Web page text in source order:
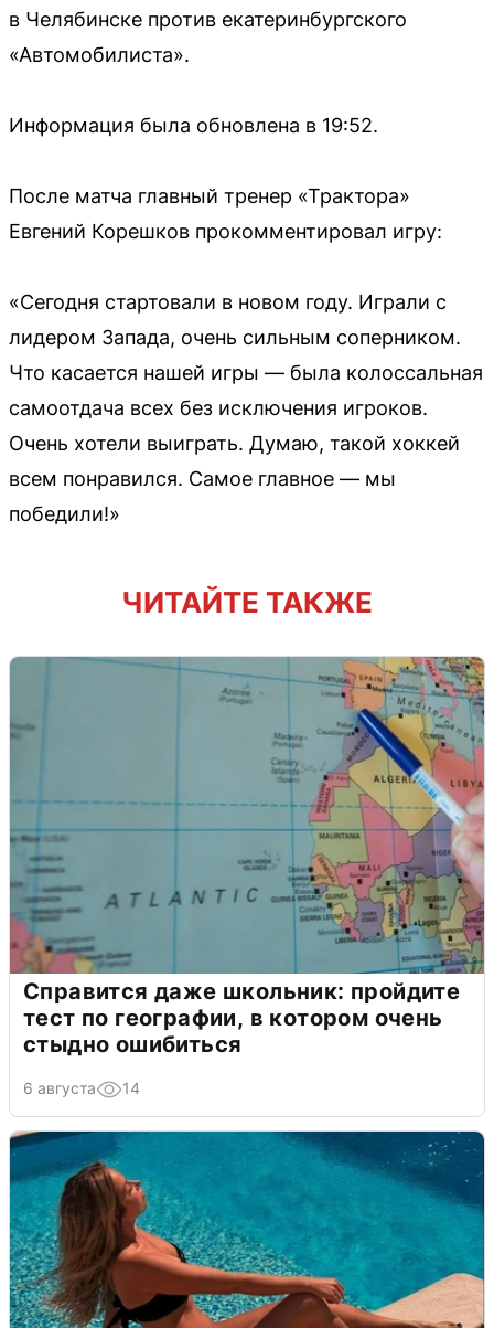
в Челябинске против екатеринбургского
«Автомобилиста».
Информация была обновлена в 19:52.
После матча главный тренер «Трактора»
Евгений Корешков прокомментировал игру:
«Сегодня стартовали в новом году. Играли с
лидером Запада, очень сильным соперником.
Что касается нашей игры — была колоссальная
самоотдача всех без исключения игроков.
Очень хотели выиграть. Думаю, такой хоккей
всем понравился. Самое главное — мы
победили!»
ЧИТАЙТЕ ТАКЖЕ
Справится даже школьник: пройдите
тест по географии, в котором очень
стыдно ошибиться
6 августа 14